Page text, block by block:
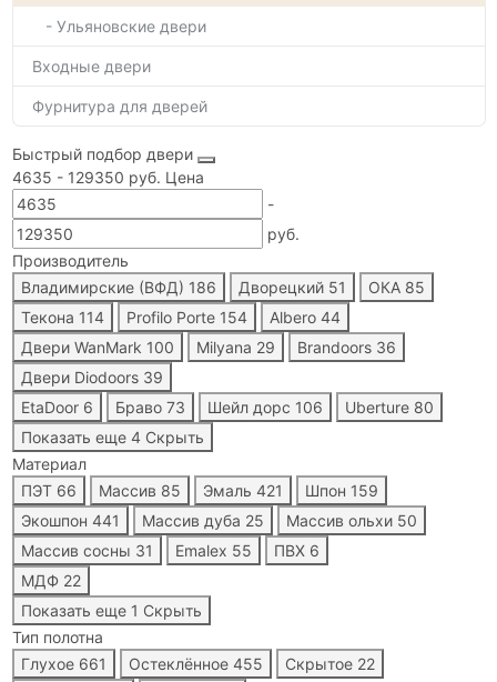
- Ульяновские двери
Входные двери
Фурнитура для дверей
Быстрый подбор двери
4635 - 129350 руб. Цена
-
руб.
Производитель
Владимирские (ВФД) 186 Дворецкий 51 ОКА 85
Текона 114 Profilo Porte 154 Albero 44
Двери WanMark 100 Milyana 29 Brandoors 36
Двери Diodoors 39
EtaDoor 6 Браво 73 Шейл дорс 106 Uberture 80
Показать еще 4 Скрыть
Материал
ПЭТ 66 Массив 85 Эмаль 421 Шпон 159
Экошпон 441 Массив дуба 25 Массив ольхи 50
Массив сосны 31 Emalex 55 ПВХ 6
МДФ 22
Показать еще 1 Скрыть
Тип полотна
Глухое 661 Остеклённое 455 Скрытое 22